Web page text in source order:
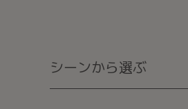
シーンから選ぶ